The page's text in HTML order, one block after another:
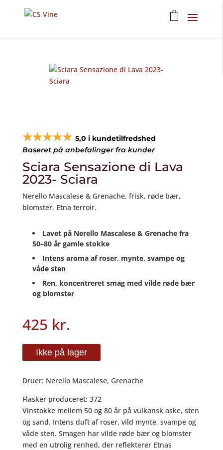
★★★★★ 5,0 i kundetilfredshed
Baseret på anbefalinger fra kunder
Sciara Sensazione di Lava
2023- Sciara
Nerello Mascalese & Grenache, frisk, røde bær,
blomster, Etna terroir.
Lavet på Nerello Mascalese & Grenache fra
50–80 år gamle stokke
Intens aroma af roser, mynte, svampe og
våde sten
Ren, koncentreret smag med vilde røde bær
og blomster
425 kr.
Ikke på lager
Druer: Nerello Mascalese, Grenache
Flasker produceret: 372
Vinstokke mellem 50 og 80 år på vulkansk aske, sten
og sand. Intens duftaf roser, vild mynte, svampe og
våde sten. Smagen har vilde røde bær og blomster
med en utrolig renhed, der reflekterer Etnas